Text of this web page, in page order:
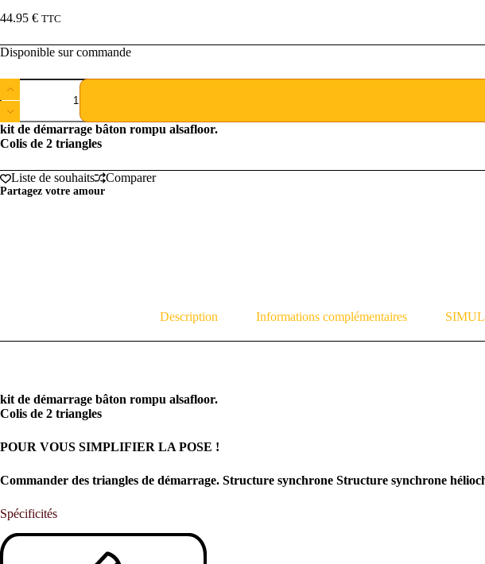
44.95 € TTC
Disponible sur commande
kit de démarrage bâton rompu alsafloor.
Colis de 2 triangles
Liste de souhaits Comparer
Partagez votre amour
Description Informations complémentaires
kit de démarrage bâton rompu alsafloor.
Colis de 2 triangles
POUR VOUS SIMPLIFIER LA POSE !
Commander des triangles de démarrage. Structure synchrone Structure synchrone
Spécificités